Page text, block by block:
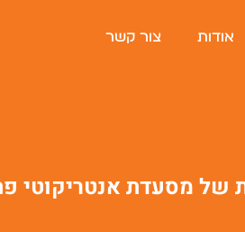
אודות צור קשר
של מסעדת אנטריקוטי